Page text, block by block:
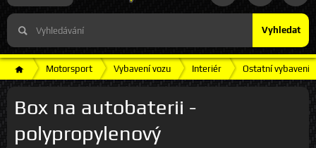
Vyhledat
Motorsport Vybavení vozu Interiér Ostatní vybavení
Box na autobaterii -
polypropylenový